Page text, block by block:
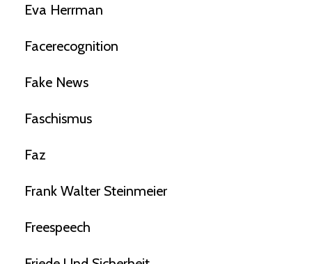
Eva Herrman
Facerecognition
Fake News
Faschismus
Faz
Frank Walter Steinmeier
Freespeech